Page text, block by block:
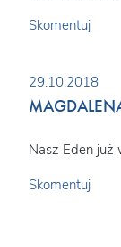
Skomentuj
29.10.2018
Nasz Eden
Skomentuj